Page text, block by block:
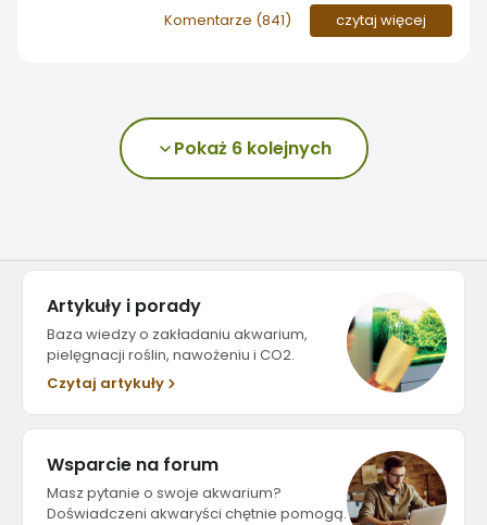
możliwość dodawania zdjęć i załączników do postów
Komentarze (841) czytaj więcej
Pokaż 6 kolejnych
Artykuły i porady
Baza wiedzy o zakładaniu akwarium,
pielęgnacji roślin, nawożeniu i CO2.
Czytaj artykuły
Wsparcie na forum
Masz pytanie o swoje akwarium?
Doświadczeni akwaryści chętnie pomogą.